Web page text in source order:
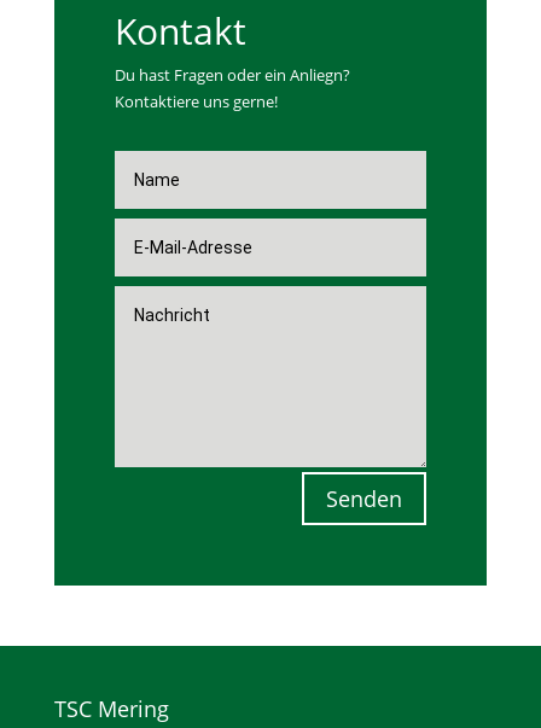
Kontakt
Du hast Fragen oder ein Anliegn?
Kontaktiere uns gerne!
Senden
TSC Mering